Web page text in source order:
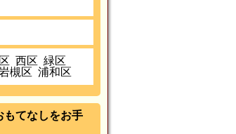
西区 緑区
槻区 浦和区
もてなしをお手